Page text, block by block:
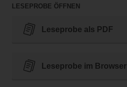
LESEPROBE ÖFFNEN
Leseprobe als PDF
Leseprobe im Browser